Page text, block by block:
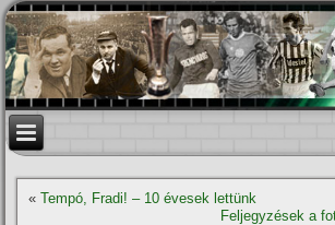
«Tempó, Fradi! – 10 évesek lettünk
Feljegyzések a